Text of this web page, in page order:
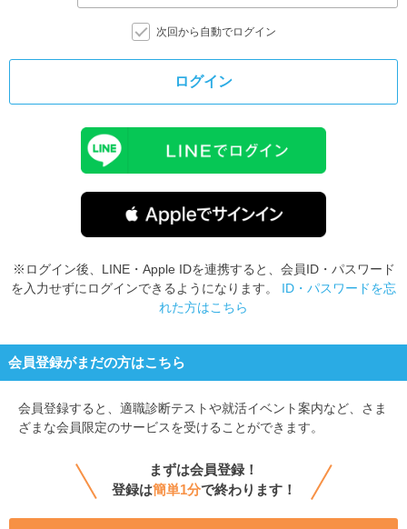
次回から自動でログイン
ログイン
※ログイン後、LINE・Apple IDを連携すると、会員ID・パスワード
を入力せずにログインできるようになります。 ID・パスワードを忘
れた方はこちら
会員登録がまだの方はこちら
会員登録すると、 適職診断テストや就活イベント案内など、さま
ざまな会員限定のサービスを受けることができます。
まずは会員登録！
登録は簡単1分で終わります！